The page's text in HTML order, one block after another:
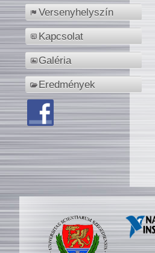
Versenyhelyszín
Kapcsolat
Galéria
Eredmények